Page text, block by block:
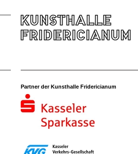
Partner der Kunsthalle Fridericianum